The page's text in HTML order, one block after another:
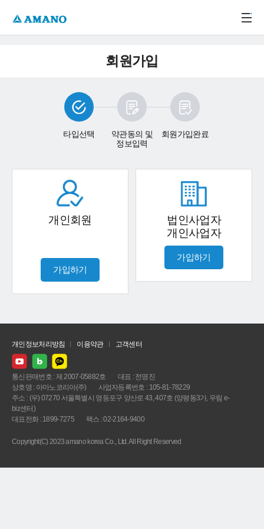
회원가입
타입선택
약관동의 및
정보입력
회원가입완료
개인회원
가입하기
법인사업자
개인사업자
가입하기
개인정보처리방침 이용약관 고객센터
통신판매번호 : 제 2007-05882호
대표 : 전명진
상호명 : 아마노코리아(주)
사업자등록번호 : 105-81-78229
주소 : (우) 07270 서울특별시 영등포구 양산로 43, 407호 (양평동3가, 우림 e-
biz센터)
대표전화 : 1899-7275
팩스 : 02-2164-9400
Copyright(C) 2023 amano korea Co., Ltd. All Right Reserved